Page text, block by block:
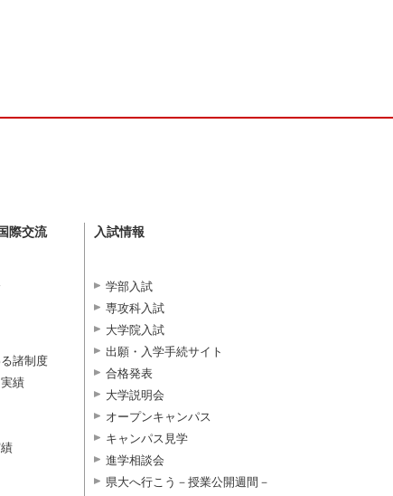
際交流
諸制度
績
入試情報
学部入試
専攻科入試
大学院入試
出願・入学手続サイト
合格発表
大学説明会
オープンキャンパス
キャンパス見学
進学相談会
県大へ行こう－授業公開週間－